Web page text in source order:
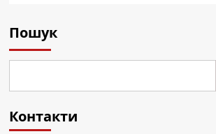
Пошук
Контакти